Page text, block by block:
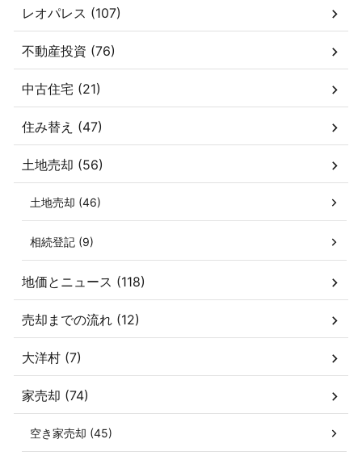
レオパレス (107)
不動産投資 (76)
中古住宅 (21)
住み替え (47)
土地売却 (56)
土地売却 (46)
相続登記 (9)
地価とニュース (118)
売却までの流れ (12)
大洋村 (7)
家売却 (74)
空き家売却 (45)